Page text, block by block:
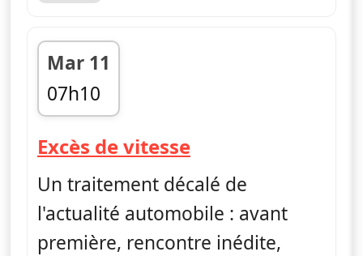
Mar 11
07h10
fin 07h30
Excès de vitesse— Excès de
Un traitement décalé de
l'actualité automobile : avant
première, rencontre inédite,